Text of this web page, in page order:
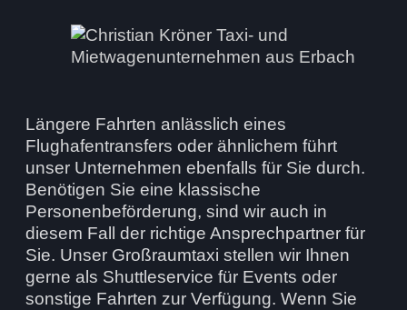
Längere Fahrten anlässlich eines
Flughafentransfers oder ähnlichem führt
unser Unternehmen ebenfalls für Sie durch.
Benötigen Sie eine klassische
Personenbeförderung, sind wir auch in
diesem Fall der richtige Ansprechpartner für
Sie. Unser Großraumtaxi stellen wir Ihnen
gerne als Shuttleservice für Events oder
sonstige Fahrten zur Verfügung. Wenn Sie